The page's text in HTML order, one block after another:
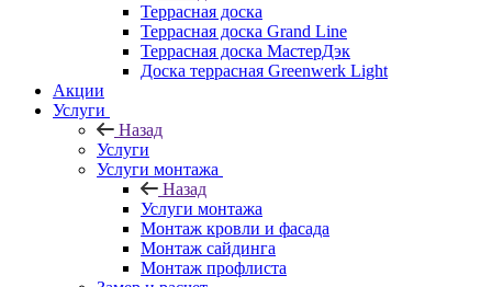
Террасная доска
Террасная доска Grand Line
Террасная доска МастерДэк
Доска террасная Greenwerk Light
Акции
Услуги
Назад
Услуги
Услуги монтажа
Назад
Услуги монтажа
Монтаж кровли и фасада
Монтаж сайдинга
Монтаж профлиста